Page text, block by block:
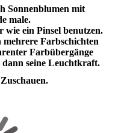
Sonnenblumen mit
male.
wie ein Pinsel benutzen.
Farbschichten
Farbübergänge
seine Leuchtkraft.